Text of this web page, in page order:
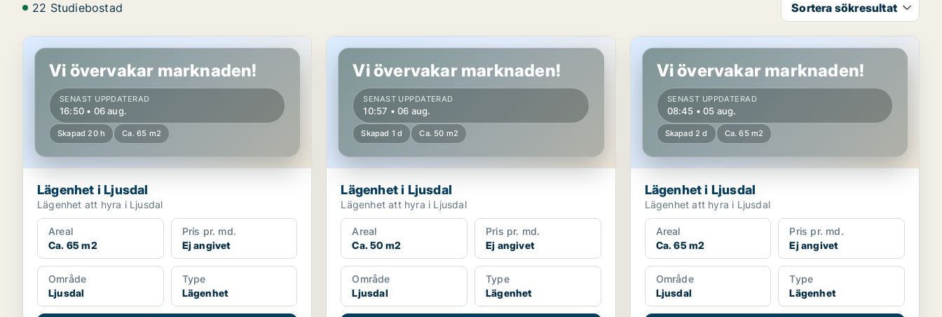
22 Studiebostad Sortera sökresultat
Lägenhet i Ljusdal
Vi övervakar marknaden!
SENAST UPPDATERAD
16:50 • 06 aug.
Skapad 20 h Ca. 65 m2
Lägenhet i Ljusdal
Lägenhet att hyra i Ljusdal
Areal
Ca. 65 m2
Pris pr. md.
Ej angivet
Område
Ljusdal
Type
Lägenhet
Lägenhet i Ljusdal
Vi övervakar marknaden!
SENAST UPPDATERAD
10:57 • 06 aug.
Skapad 1 d Ca. 50 m2
Lägenhet i Ljusdal
Lägenhet att hyra i Ljusdal
Areal
Ca. 50 m2
Pris pr. md.
Ej angivet
Område
Ljusdal
Type
Lägenhet
Lägenhet i Ljusdal
Vi övervakar marknaden!
SENAST UPPDATERAD
08:45 • 05 aug.
Skapad 2 d Ca. 65 m2
Lägenhet i Ljusdal
Lägenhet att hyra i Ljusdal
Areal
Ca. 65 m2
Pris pr. md.
Ej angivet
Område
Ljusdal
Type
Lägenhet